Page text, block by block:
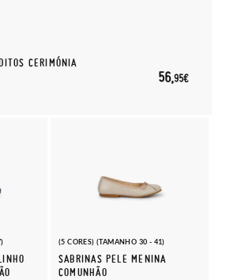
CERIMÓNIA
56,95€
(5 CORES) (TAMANHO 30 - 41)
SABRINAS PELE MENINA
COMUNHÃO